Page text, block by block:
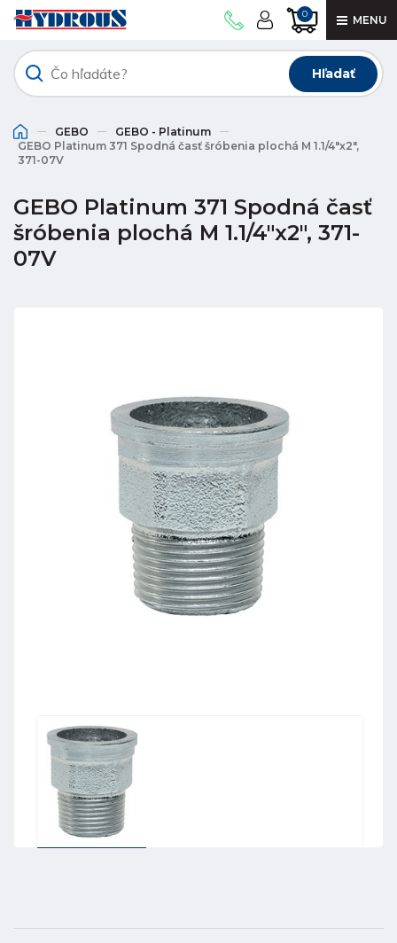
0 MENU
Hľadať
GEBO
GEBO - Platinum
GEBO Platinum 371 Spodná časť šróbenia plochá M 1.1/4"x2",
371-07V
GEBO Platinum 371 Spodná časť
šróbenia plochá M 1.1/4"x2", 371-
07V